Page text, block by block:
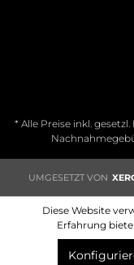
* Alle Preise inkl.
UMGESETZT VON
Diese Website
Erfahrung